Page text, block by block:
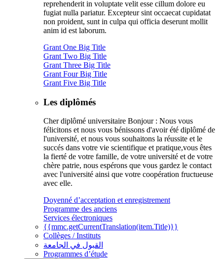
reprehenderit in voluptate velit esse cillum dolore eu
fugiat nulla pariatur. Excepteur sint occaecat cupidatat
non proident, sunt in culpa qui officia deserunt mollit
anim id est laborum.
Grant One Big Title
Grant Two Big Title
Grant Three Big Title
Grant Four Big Title
Grant Five Big Title
Les diplômés
Cher diplômé universitaire Bonjour : Nous vous
félicitons et nous vous bénissons d'avoir été diplômé de
l'université, et nous vous souhaitons la réussite et le
succés dans votre vie scientifique et pratique,vous êtes
la fierté de votre famille, de votre université et de votre
chère patrie, nous espérons que vous gardez le contact
avec l'université ainsi que votre coopération fructueuse
avec elle.
Doyenné d’acceptation et enregistrement
Programme des anciens
Services électroniques
{{mmc.getCurrentTranslation(item.Title)}}
Collèges / Instituts
القبول في الجامعة
Programmes d’étude